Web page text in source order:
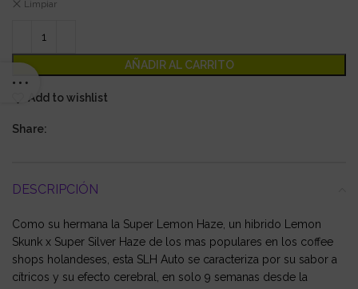
Limpiar
AÑADIR AL CARRITO
Add to wishlist
Share:
DESCRIPCIÓN
Como su hermana la Super Lemon Haze, un hibrido Lemon
Skunk x Super Silver Haze de los mas populares en los coffee
shops holandeses, esta SLH Auto se caracteriza por su sabor a
cítricos y su efecto cerebral, en solo 9 semanas desde la